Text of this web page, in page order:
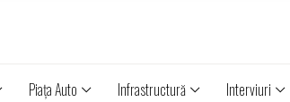
Piaţa Auto Infrastructură Interviuri